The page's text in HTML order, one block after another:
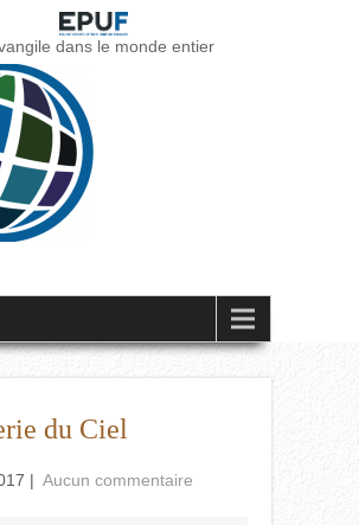
dans le monde entier
du Ciel
| Aucun commentaire